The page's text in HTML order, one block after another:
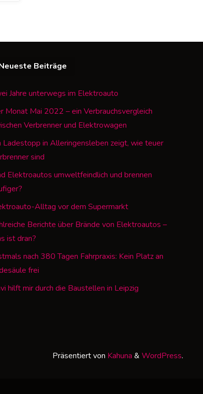
Beiträge
Jahre unterwegs im Elektroauto
Monat Mai 2022 – ein Verbrauchsvergleich
Verbrenner und Elektrowagen
Ladestopp in Alleringensleben zeigt, wie teuer
sind
Elektroautos umweltfeindlich und brennen
Alltag vor dem Supermarkt
Berichte über Brände von Elektroautos –
ist dran?
nach 380 Tagen Fahrpraxis: Kein Platz an
frei
hilft mir durch die Baustellen in Leipzig
Präsentiert von Kahuna & WordPress.